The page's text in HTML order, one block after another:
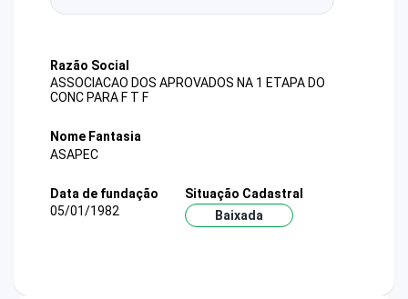
Razão Social
ASSOCIACAO DOS APROVADOS NA 1 ETAPA DO
CONC PARA F T F
Nome Fantasia
ASAPEC
Data de fundação
05/01/1982
Situação Cadastral
Baixada